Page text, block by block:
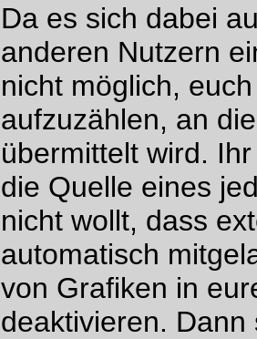
Da es sich dabei
anderen Nutzern
nicht möglich,
aufzuzählen, an
übermittelt wird.
die Quelle eines
nicht wollt, dass
automatisch
von Grafiken in
deaktivieren.